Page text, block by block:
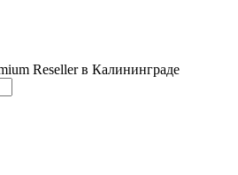
Reseller в Калининграде